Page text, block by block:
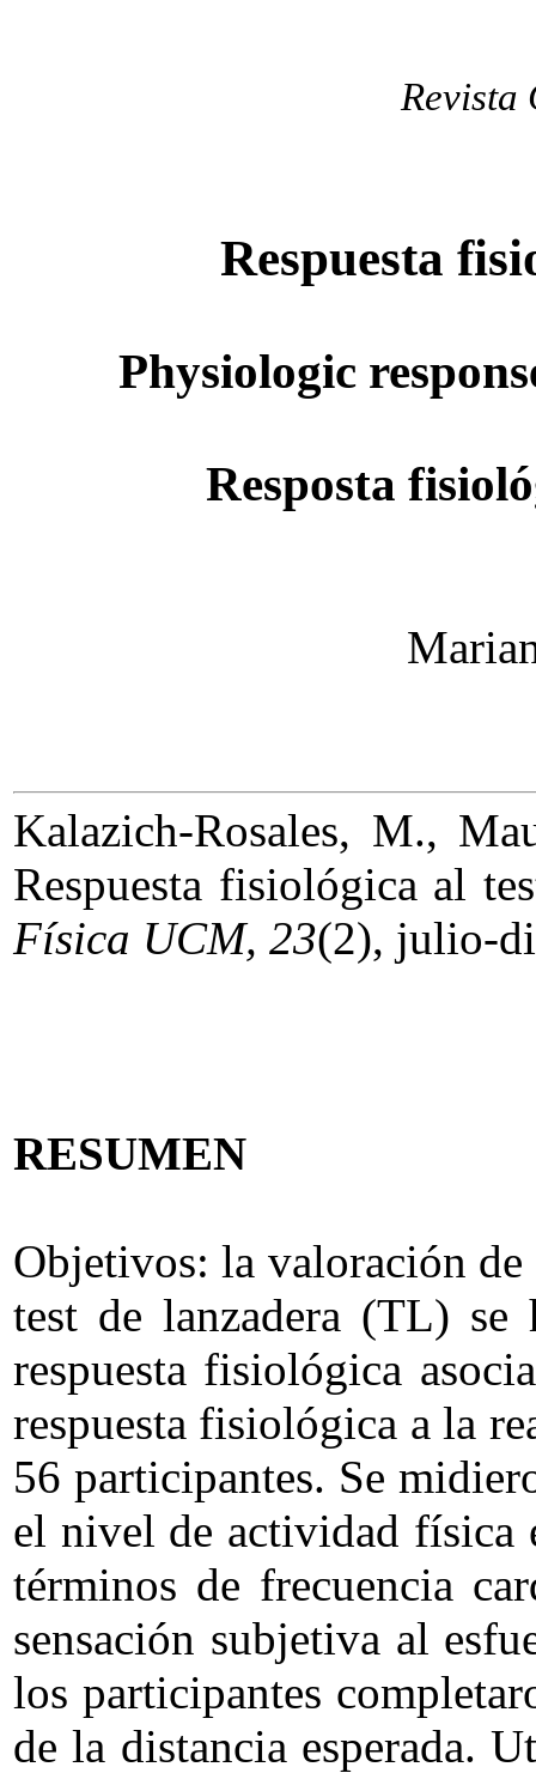
Revista
Respuesta
Physiologic
Resposta
Kalazich-Rosales, M.,
Respuesta fisiológica al
Física UCM, 23(2), julio-
RESUMEN
Objetivos: la valoración
test de lanzadera (TL) se
respuesta fisiológica
respuesta fisiológica a la
56 participantes. Se
el nivel de actividad física
términos de frecuencia
sensación subjetiva al
los participantes
de la distancia esperada.